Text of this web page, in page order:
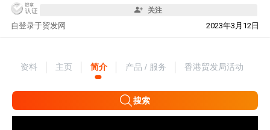
关注
自 2023年3月12日
登录于贸发网
资料 主页 简介 产品 / 服务 香港贸发局活动
搜索